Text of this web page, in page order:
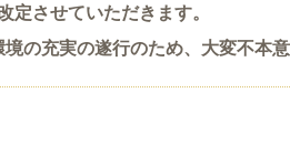
させていただきます。
の充実の遂行のため、大変不本